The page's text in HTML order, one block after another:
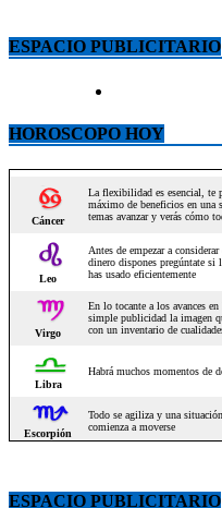
ESPACIO PUBLICITARIO
HOROSCOPO HOY
ESPACIO PUBLICITARIO